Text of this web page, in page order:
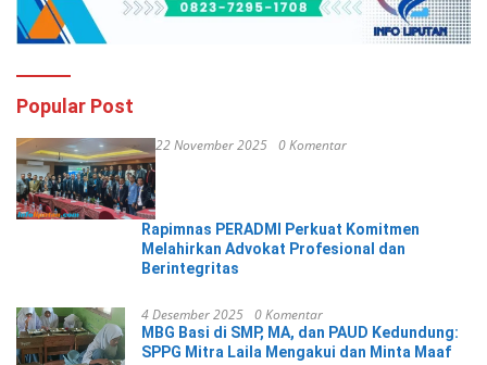
Popular Post
22 November 2025 0 Komentar
Rapimnas PERADMI Perkuat Komitmen
Melahirkan Advokat Profesional dan
Berintegritas
4 Desember 2025 0 Komentar
MBG Basi di SMP, MA, dan PAUD Kedundung:
SPPG Mitra Laila Mengakui dan Minta Maaf